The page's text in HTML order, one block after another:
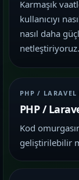
Karmaşık
kullanıcıyı
nasıl daha
netleştiriyoruz.
PHP /
PHP /
Kod
geliştirilebilir